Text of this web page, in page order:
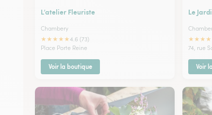
L’atelier Fleuriste
Chambery
★★★★★4.6 (73)
Place Porte Reine
Voir la boutique
Le
★★★★
74, rue
Voir